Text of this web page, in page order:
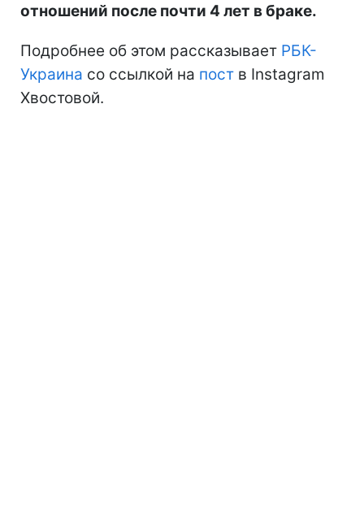
отношений после почти 4 лет в браке.
Подробнее об этом рассказывает РБК-
Украина со ссылкой на пост в Instagram
Хвостовой.